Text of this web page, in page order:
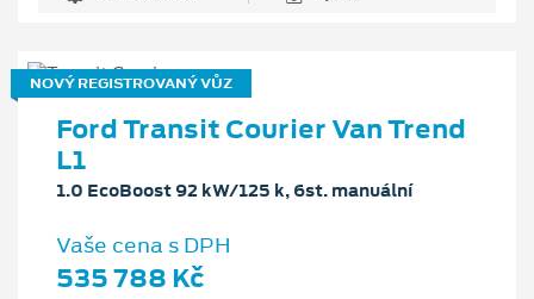
NOVÝ REGISTROVANÝ VŮZ
Ford Transit Courier Van Trend
L1
1.0 EcoBoost 92 kW/125 k, 6st. manuální
Vaše cena s DPH
535 788 Kč